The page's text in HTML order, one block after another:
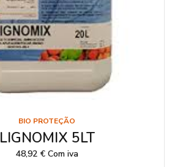
BIO PROTEÇÃO
LIGNOMIX 5LT
48,92 € Com iva